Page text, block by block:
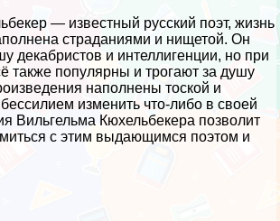
— известный русский поэт, жизнь
страданиями и нищетой. Он
декабристов и интеллигенции, но при
также популярны и трогают за душу
наполнены тоской и
изменить что-либо в своей
Вильгельма Кюхельбекера позволит
с этим выдающимся поэтом и